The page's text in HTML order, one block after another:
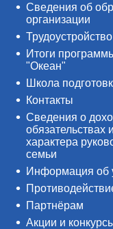
Сведения об
организации
Итоги
"Океан"
Школа
Контакты
Сведения о
обязательствах
характера
семьи
Информация об
Партнёрам
Акции и